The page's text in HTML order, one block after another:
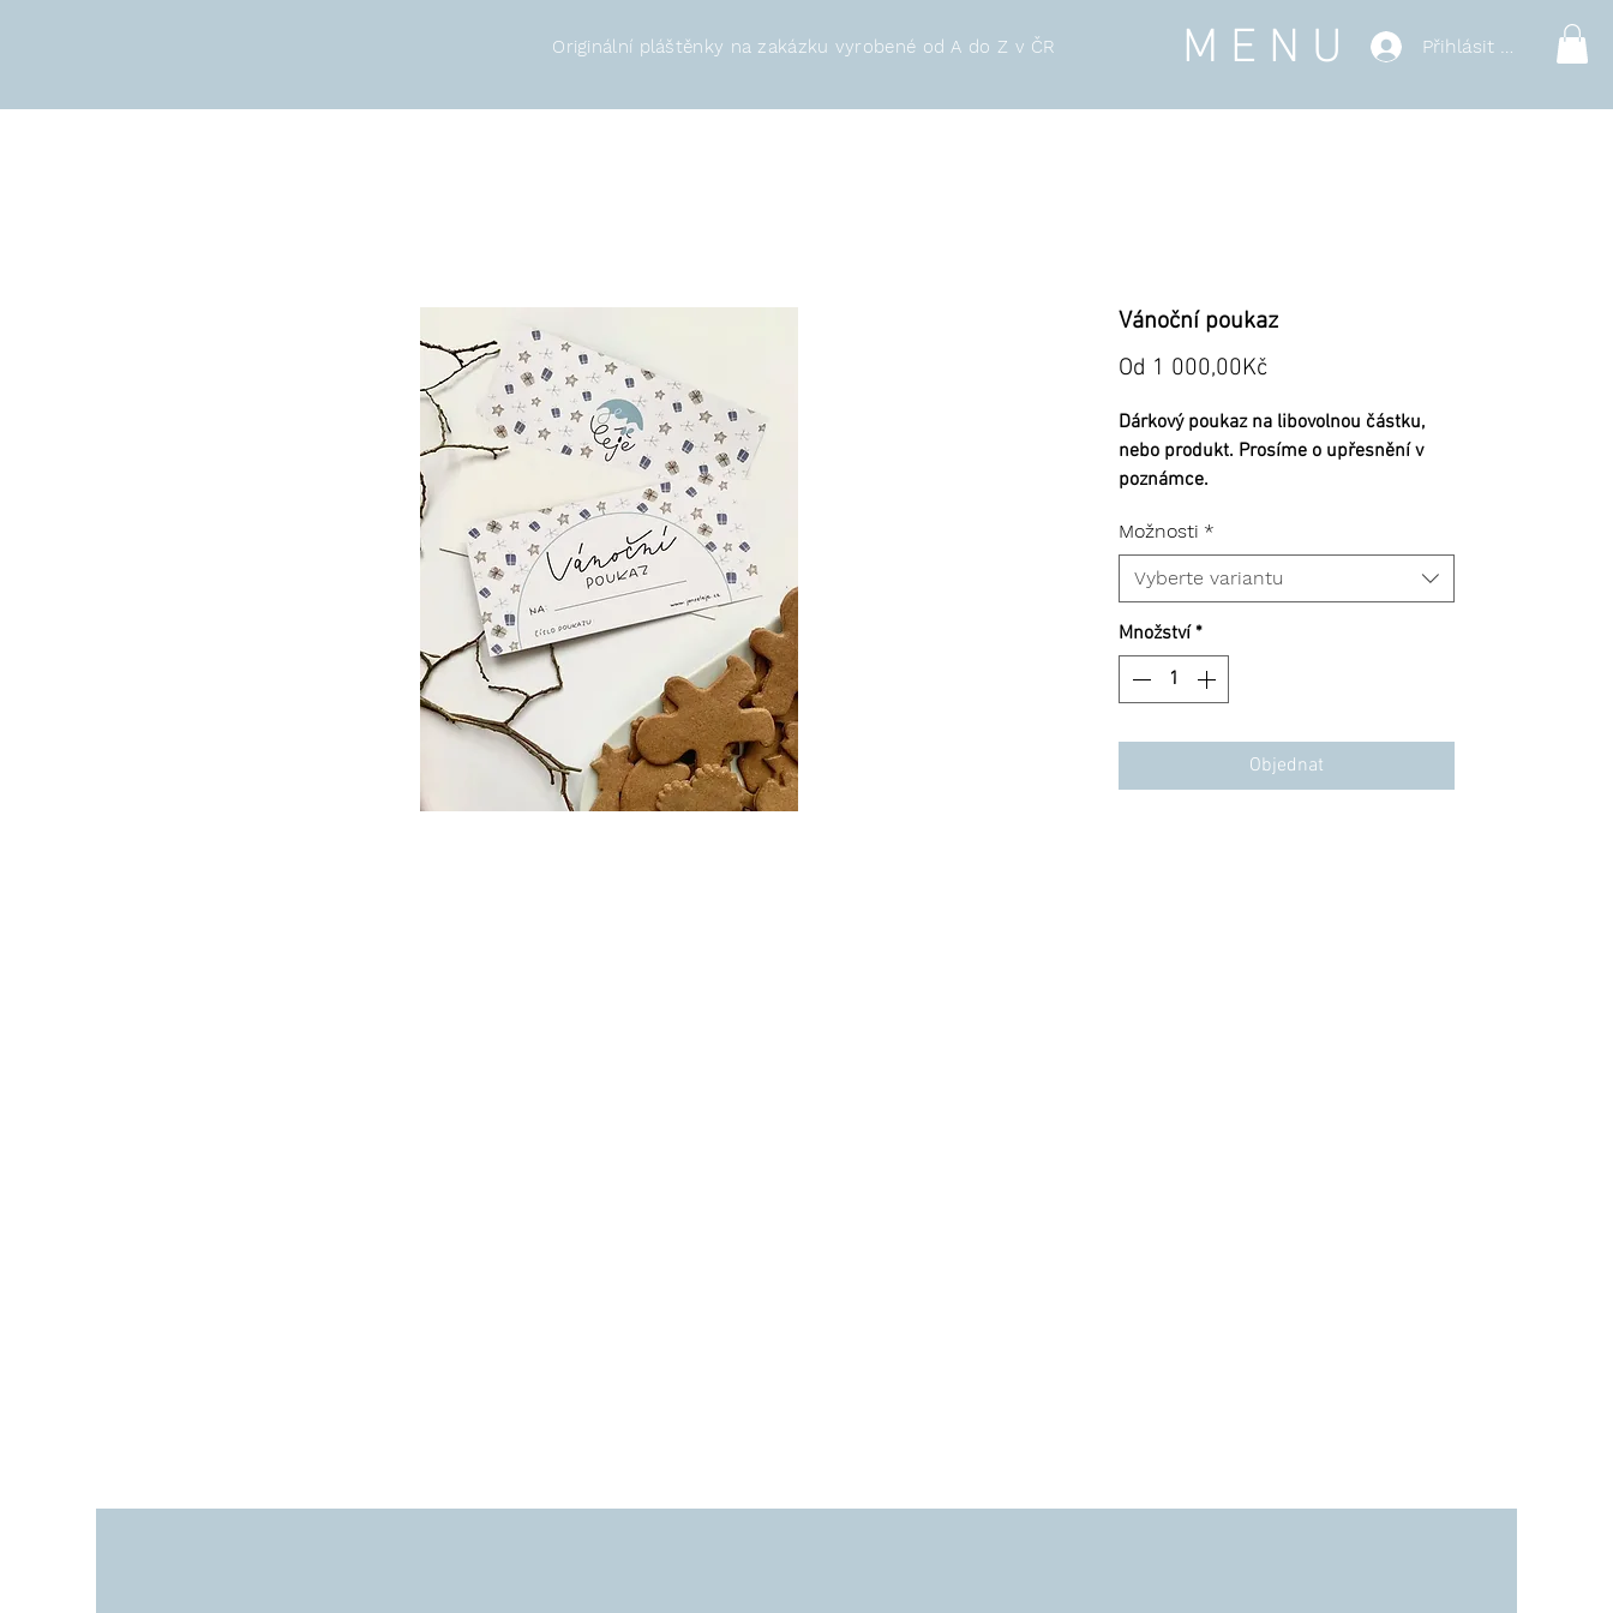
MENU Přihlásit se
Originální pláštěnky na zakázku vyrobené od A do Z v ČR
Vánoční poukaz
Od 1 000,00KčZvýhodněná
Dárkový poukaz na libovolnou částku,
nebo produkt. Prosíme o upřesnění v
poznámce.
Možnosti *
Vyberte variantu
Množství *
Objednat